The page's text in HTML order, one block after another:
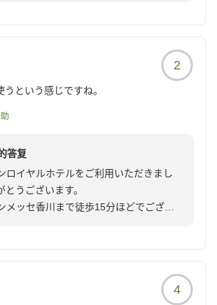
かったです。大浴場は今月末で閉店(？)の
本当にもったいないです。維持費など色々
広くて綺麗で家族全員大満足でした。いつ
したいホテル」とのお言葉にスタッフ一
稿いただきまして誠にありがとうござい
お越しをスタッフ一同心よりお待ち申し
2
という感じですね。
答复
ロイヤルホテルをご利用いただきまし
とうございます。
メッセ香川まで徒歩15分ほどでござい
ご利用をスタッフ一同心よりお待ち申し
4